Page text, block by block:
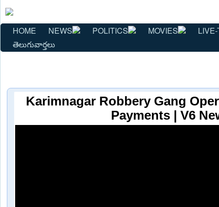
HOME NEWS POLITICS MOVIES
తెలుగువార్తలు
Karimnagar Robbery Gang
Payments | V6